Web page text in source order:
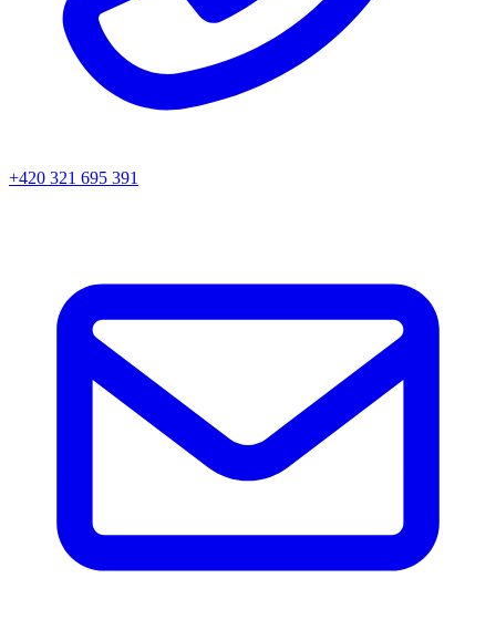
+420 321 695 391